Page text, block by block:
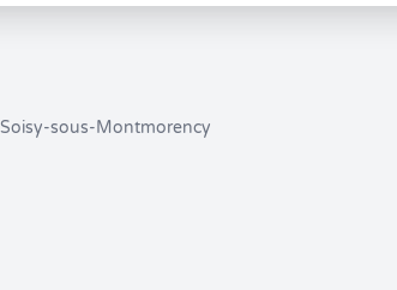
Soisy-sous-Montmorency